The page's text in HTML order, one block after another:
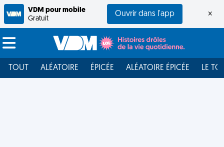
VDM pour mobile
Gratuit
Ouvrir dans l'app ×
TOUT ALÉATOIRE ÉPICÉE ALÉATOIRE ÉPICÉE LE